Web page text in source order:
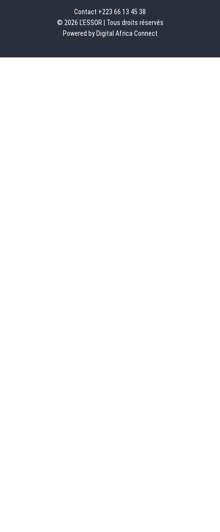
Contact +223 66 13 45 38
© 2026 L'ESSOR | Tous droits réservés
Powered by Digital Africa Connect